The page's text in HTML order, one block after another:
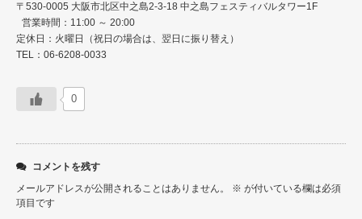
〒530-0005 大阪市北区中之島2-3-18 中之島フェスティバルタワー1F
営業時間：11:00 ～ 20:00
定休日：火曜日（祝日の場合は、翌日に振り替え）
TEL：06-6208-0033
0
コメントを残す
メールアドレスが公開されることはありません。
※ が付いている欄は必須
項目です